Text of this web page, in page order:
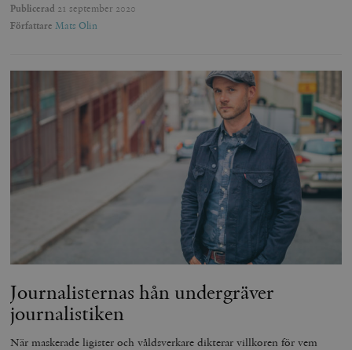
Publicerad 21 september 2020
Författare Mats Olin
Journalisternas hån undergräver
journalistiken
När maskerade ligister och våldsverkare dikterar villkoren för vem